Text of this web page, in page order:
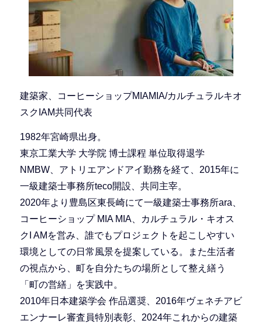
建築家、コーヒーショップMIAMIA/カルチュラルキオ
スクIAM共同代表
1982年宮崎県出身。
東京工業大学 大学院 博士課程 単位取得退学
NMBW、アトリエアンドアイ勤務を経て、2015年に
一級建築士事務所teco開設、共同主宰。
2020年より豊島区東長崎にて一級建築士事務所ara、
コーヒーショップ MIA MIA、カルチュラル・キオス
クI AMを営み、誰でもプロジェクトを起こしやすい
環境としての日常風景を提案している。また生活者
の視点から、町を自分たちの場所として整え繕う
「町の営繕」を実践中。
2010年日本建築学会 作品選奨、2016年ヴェネチアビ
エンナーレ審査員特別表彰、2024年これからの建築